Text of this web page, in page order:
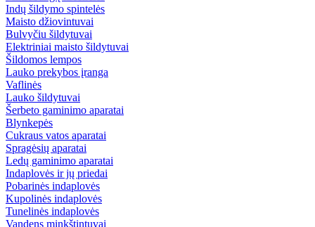
Indų šildymo spintelės
Maisto džiovintuvai
Bulvyčiu šildytuvai
Elektriniai maisto šildytuvai
Šildomos lempos
Lauko prekybos įranga
Vaflinės
Lauko šildytuvai
Šerbeto gaminimo aparatai
Blynkepės
Cukraus vatos aparatai
Spragėsių aparatai
Ledų gaminimo aparatai
Indaplovės ir jų priedai
Pobarinės indaplovės
Kupolinės indaplovės
Tunelinės indaplovės
Vandens minkštintuvai